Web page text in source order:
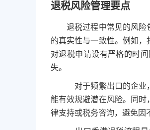
退税风险管理要点
退税过程中常见的风险包
的真实性与一致性。例如
对退税申请设有严格的时
失。
对于频繁出口的企业，可
能有效规避潜在风险。同
律支持或税务咨询，避免因